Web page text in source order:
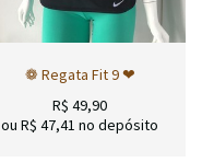
❁ Regata Fit 9 ❤
R$ 49,90
ou R$ 47,41 no depósito